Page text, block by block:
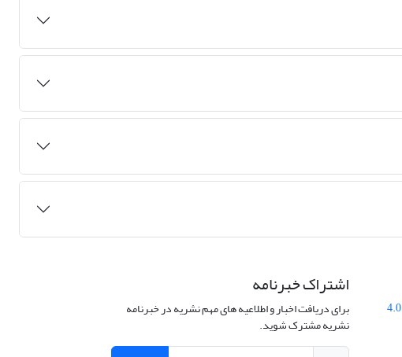
مجوز کریتیو کامنز تخصیص 4.0
اشتراک خبرنامه
برای دریافت اخبار و اطلاعیه های مهم نشریه در خبرنامه
نشریه مشترک شوید.